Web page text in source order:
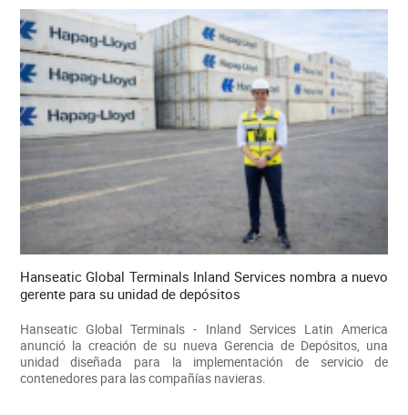
Hanseatic Global Terminals Inland Services nombra a nuevo
gerente para su unidad de depósitos
Hanseatic Global Terminals - Inland Services Latin America
anunció la creación de su nueva Gerencia de Depósitos, una
unidad diseñada para la implementación de servicio de
contenedores para las compañías navieras.